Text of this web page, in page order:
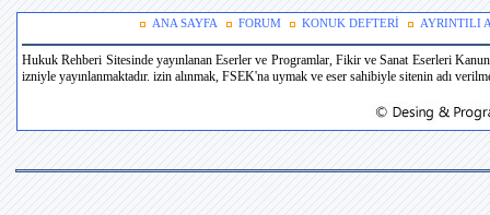
ANA SAYFA FORUM KONUK DEFTERİ AYRINTILI
Hukuk Rehberi Sitesinde yayınlanan Eserler ve Programlar, Fikir ve Sanat Eserleri
izniyle yayınlanmaktadır. izin alınmak, FSEK'na uymak ve eser sahibiyle sitenin adı